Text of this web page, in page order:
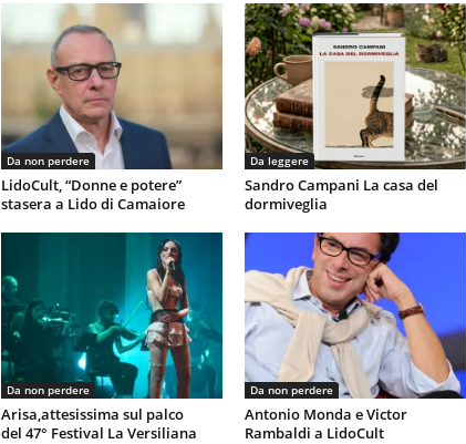
Da non perdere
LidoCult, “Donne e potere”
stasera a Lido di Camaiore
Da leggere
Sandro Campani La casa del
dormiveglia
Da non perdere
Arisa,attesissima sul palco
del 47° Festival La Versiliana
Da non perdere
Antonio Monda e Victor
Rambaldi a LidoCult